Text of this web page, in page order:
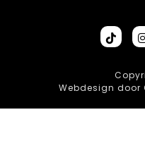
Webdesign door